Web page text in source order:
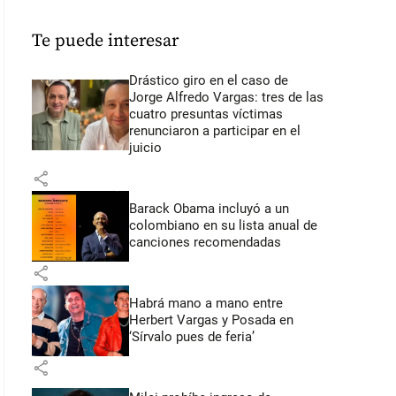
Te puede interesar
Drástico giro en el caso de
Jorge Alfredo Vargas: tres de las
cuatro presuntas víctimas
renunciaron a participar en el
juicio
share
Barack Obama incluyó a un
colombiano en su lista anual de
canciones recomendadas
share
Habrá mano a mano entre
Herbert Vargas y Posada en
‘Sírvalo pues de feria’
share